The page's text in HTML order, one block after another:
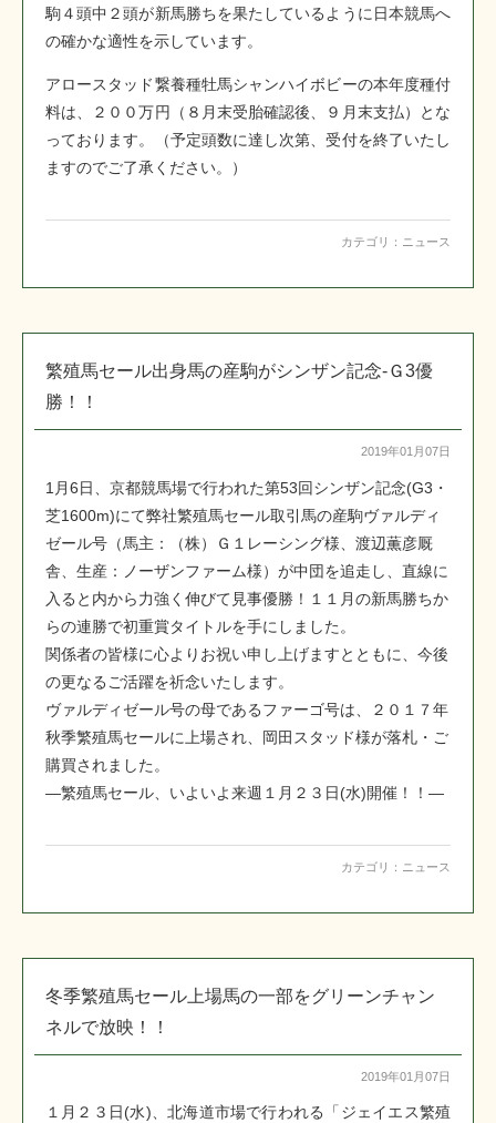
駒４頭中２頭が新馬勝ちを果たしているように日本競馬へ
の確かな適性を示しています。
アロースタッド繋養種牡馬シャンハイボビーの本年度種付
料は、２００万円（８月末受胎確認後、９月末支払）とな
っております。（予定頭数に達し次第、受付を終了いたし
ますのでご了承ください。）
カテゴリ： ニュース
繁殖馬セール出身馬の産駒がシンザン記念-Ｇ3優
勝！！
2019年01月07日
1月6日、京都競馬場で行われた第53回シンザン記念(G3・
芝1600m)にて弊社繁殖馬セール取引馬の産駒ヴァルディ
ゼール号（馬主：（株）Ｇ１レーシング様、渡辺薫彦厩
舎、生産：ノーザンファーム様）が中団を追走し、直線に
入ると内から力強く伸びて見事優勝！１１月の新馬勝ちか
らの連勝で初重賞タイトルを手にしました。
関係者の皆様に心よりお祝い申し上げますとともに、今後
の更なるご活躍を祈念いたします。
ヴァルディゼール号の母であるファーゴ号は、２０１７年
秋季繁殖馬セールに上場され、岡田スタッド様が落札・ご
購買されました。
―繁殖馬セール、いよいよ来週１月２３日(水)開催！！―
カテゴリ： ニュース
冬季繁殖馬セール上場馬の一部をグリーンチャン
ネルで放映！！
2019年01月07日
１月２３日(水)、北海道市場で行われる「ジェイエス繁殖